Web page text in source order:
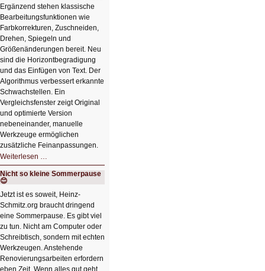
Ergänzend stehen klassische
Bearbeitungsfunktionen wie
Farbkorrekturen, Zuschneiden,
Drehen, Spiegeln und
Größenänderungen bereit. Neu
sind die Horizontbegradigung
und das Einfügen von Text. Der
Algorithmus verbessert erkannte
Schwachstellen. Ein
Vergleichsfenster zeigt Original
und optimierte Version
nebeneinander, manuelle
Werkzeuge ermöglichen
zusätzliche Feinanpassungen.
Weiterlesen …
Bildverschönerung
mit
einem
HIZ606:
Bildverschönerung
mit
einem
Klick
Nicht so kleine Sommerpause
😊
Jetzt ist es soweit, Heinz-
Schmitz.org braucht dringend
eine Sommerpause. Es gibt viel
zu tun. Nicht am Computer oder
Schreibtisch, sondern mit echten
Werkzeugen. Anstehende
Renovierungsarbeiten erfordern
eben Zeit. Wenn alles gut geht